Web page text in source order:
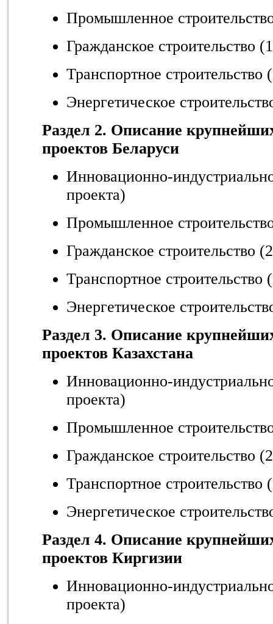
Промышленное
Гражданское строительство
Транспортное строительство
Энергетическое
Раздел 2. Описание
проектов Беларуси
Инновационно-
проекта)
Промышленное
Гражданское строительство
Транспортное строительство
Энергетическое
Раздел 3. Описание
проектов Казахстана
Инновационно-
проекта)
Промышленное
Гражданское строительство
Транспортное строительство
Энергетическое
Раздел 4. Описание
проектов Киргизии
Инновационно-
проекта)